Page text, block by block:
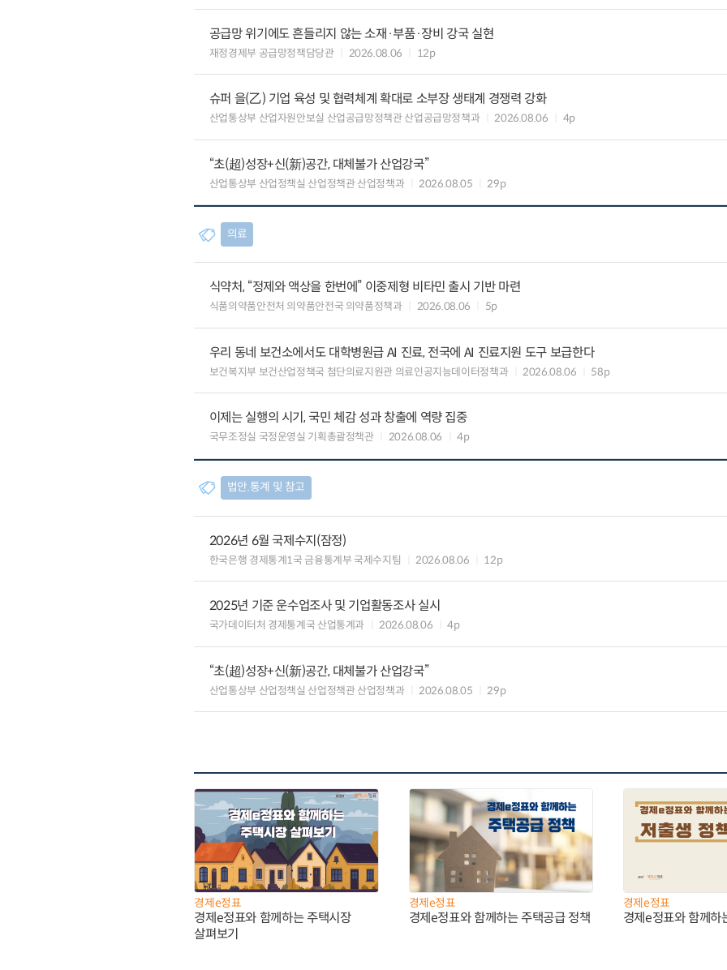
공급망 위기에도 흔들리지 않는 소재·부품·장비 강국 실현
재정경제부 공급망정책담당관 2026.08.06 12p
슈퍼 을(乙) 기업 육성 및 협력체계 확대로 소부장 생태계 경쟁력 강화
산업통상부 산업자원안보실 산업공급망정책관 산업공급망정책과 2026.08.06 4p
“초(超)성장+신(新)공간, 대체불가 산업강국”
산업통상부 산업정책실 산업정책관 산업정책과 2026.08.05 29p
의료
식약처, “정제와 액상을 한번에” 이중제형 비타민 출시 기반 마련
식품의약품안전처 의약품안전국 의약품정책과 2026.08.06 5p
우리 동네 보건소에서도 대학병원급 AI 진료, 전국에 AI 진료지원 도구 보급한다
보건복지부 보건산업정책국 첨단의료지원관 의료인공지능데이터정책과 2026.08.06 58p
이제는 실행의 시기, 국민 체감 성과 창출에 역량 집중
국무조정실 국정운영실 기획총괄정책관 2026.08.06 4p
법안.통계 및 참고
2026년 6월 국제수지(잠정)
한국은행 경제통계1국 금융통계부 국제수지팀 2026.08.06 12p
2025년 기준 운수업조사 및 기업활동조사 실시
국가데이터처 경제통계국 산업통계과 2026.08.06 4p
“초(超)성장+신(新)공간, 대체불가 산업강국”
산업통상부 산업정책실 산업정책관 산업정책과 2026.08.05 29p
경제e정표
경제e정표와 함께하는 주택시장
살펴보기
경제e정표
경제e정표와 함께하는 주택공급 정책
경제e정표
경제e정표와 함께하